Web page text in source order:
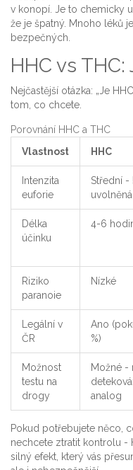
v konopí. Je to chemicky
že je špatný. Mnoho léků
bezpečných.
HHC vs
Nejčastější otázka: „Je
tom, co chcete.
Porovnání HHC a THC
Vlastnost
HHC
Intenzita
euforie
Střední -
uvolněná
Délka
účinku
4-6
Riziko
paranoie
Nízké
Legální v
ČR
Ano
%)
Možnost
testu na
drogy
Možné -
analog
Pokud potřebujete něco,
nechcete ztratit kontrolu -
silný efekt, který vás